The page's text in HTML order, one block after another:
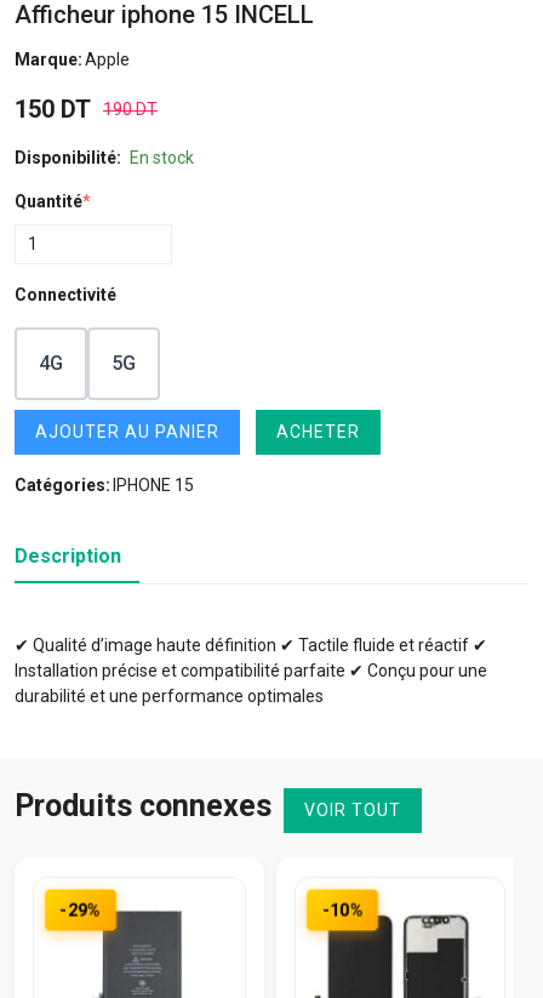
Afficheur iphone 15 INCELL
Marque:Apple
150 DT 190 DT
Disponibilité: En stock
Quantité*
Connectivité
4G 5G
AJOUTER AU PANIER ACHETER
Catégories: IPHONE 15
Description
✔ Qualité d’image haute définition ✔ Tactile fluide et réactif ✔
Installation précise et compatibilité parfaite ✔ Conçu pour une
durabilité et une performance optimales
Produits connexes VOIR TOUT
-29% -10%